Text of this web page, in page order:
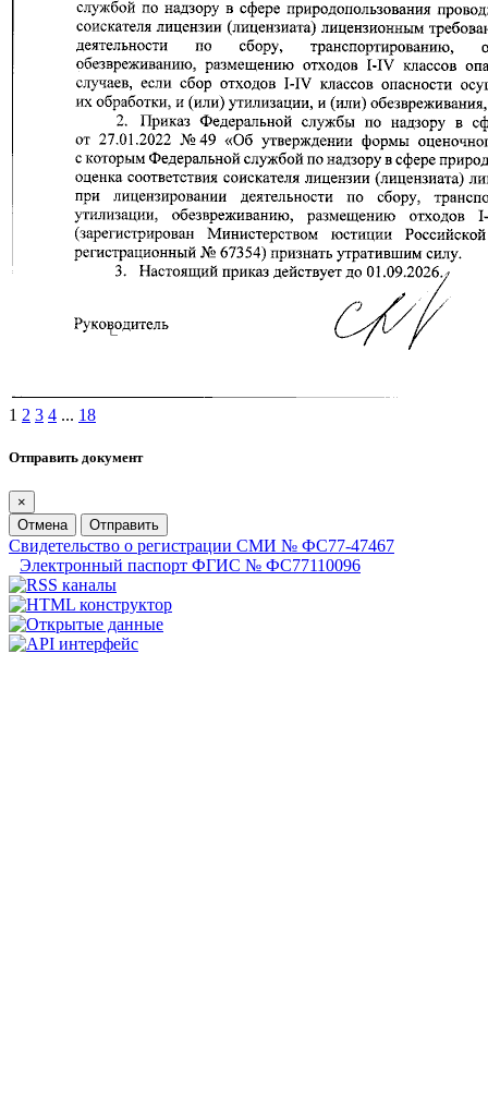
1 2 3 4 ... 18
Отправить документ
×
Отмена
Отправить
Свидетельство о регистрации СМИ № ФС77-47467
Электронный паспорт ФГИС № ФС77110096